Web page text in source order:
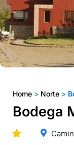
Home > Norte >
Bodega